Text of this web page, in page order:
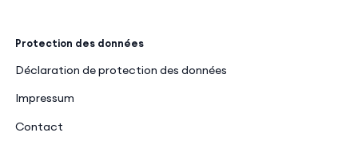
Protection des données
Déclaration de protection des données
Impressum
Contact